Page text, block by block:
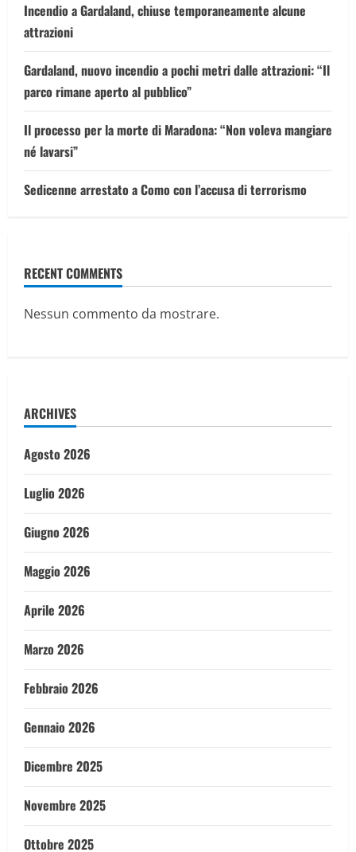
Incendio a Gardaland, chiuse temporaneamente alcune
attrazioni
Gardaland, nuovo incendio a pochi metri dalle attrazioni: “Il
parco rimane aperto al pubblico”
Il processo per la morte di Maradona: “Non voleva mangiare
né lavarsi”
Sedicenne arrestato a Como con l’accusa di terrorismo
RECENT COMMENTS
Nessun commento da mostrare.
ARCHIVES
Agosto 2026
Luglio 2026
Giugno 2026
Maggio 2026
Aprile 2026
Marzo 2026
Febbraio 2026
Gennaio 2026
Dicembre 2025
Novembre 2025
Ottobre 2025